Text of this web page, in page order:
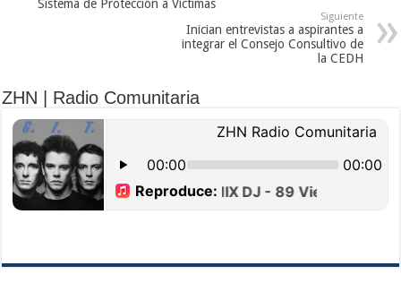
Sistema de Protección a Víctimas
Siguiente
Inician entrevistas a aspirantes a
integrar el Consejo Consultivo de
la CEDH
ZHN | Radio Comunitaria